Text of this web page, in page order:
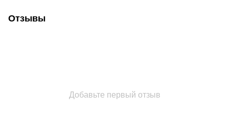
Отзывы
Добавьте первый отзыв